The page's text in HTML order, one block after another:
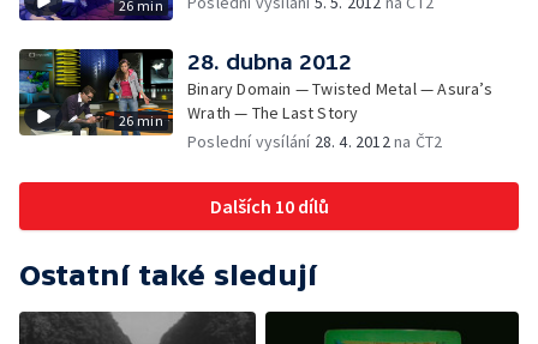
26 min
26 min
28. dubna 2012
Binary Domain — Twisted Metal — Asura’s
Wrath — The Last Story
Poslední vysílání 28. 4. 2012na ČT2
Dalších 10 dílů
Ostatní také sledují